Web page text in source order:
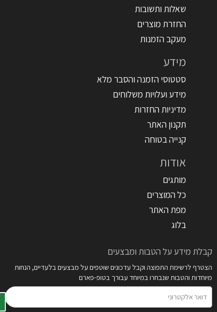
שאלות ותשובות
החזרת מוצרים
מעקב הזמנות
מידע
סטטוסי הזמנה והסבר מלא
מידע ועלויות משלוחים
מדיניות החזרות
תקנון האתר
קנייה בטוחה
אודות
מותגים
כל המוצרים
מפת האתר
בלוג
קבלת מידע על הטבות ומבצעים
הצטרף לרשימת התפוצה וקבל עדכונים שוטפים על מבצעים בלעדיים, הנחות
מיוחדות והטבות שנבחרו במיוחד עבורך בטופ-פארם
אלקטרוני